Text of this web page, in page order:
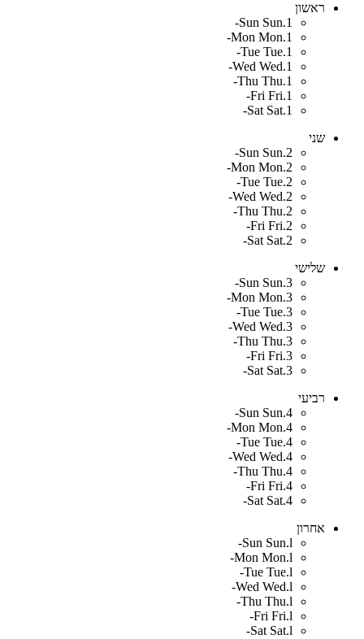
ראשון
Sun Sun.1-
Mon Mon.1-
Tue Tue.1-
Wed Wed.1-
Thu Thu.1-
Fri Fri.1-
Sat Sat.1-
שני
Sun Sun.2-
Mon Mon.2-
Tue Tue.2-
Wed Wed.2-
Thu Thu.2-
Fri Fri.2-
Sat Sat.2-
שלישי
Sun Sun.3-
Mon Mon.3-
Tue Tue.3-
Wed Wed.3-
Thu Thu.3-
Fri Fri.3-
Sat Sat.3-
רביעי
Sun Sun.4-
Mon Mon.4-
Tue Tue.4-
Wed Wed.4-
Thu Thu.4-
Fri Fri.4-
Sat Sat.4-
אחרון
Sun Sun.l-
Mon Mon.l-
Tue Tue.l-
Wed Wed.l-
Thu Thu.l-
Fri Fri.l-
Sat Sat.l-